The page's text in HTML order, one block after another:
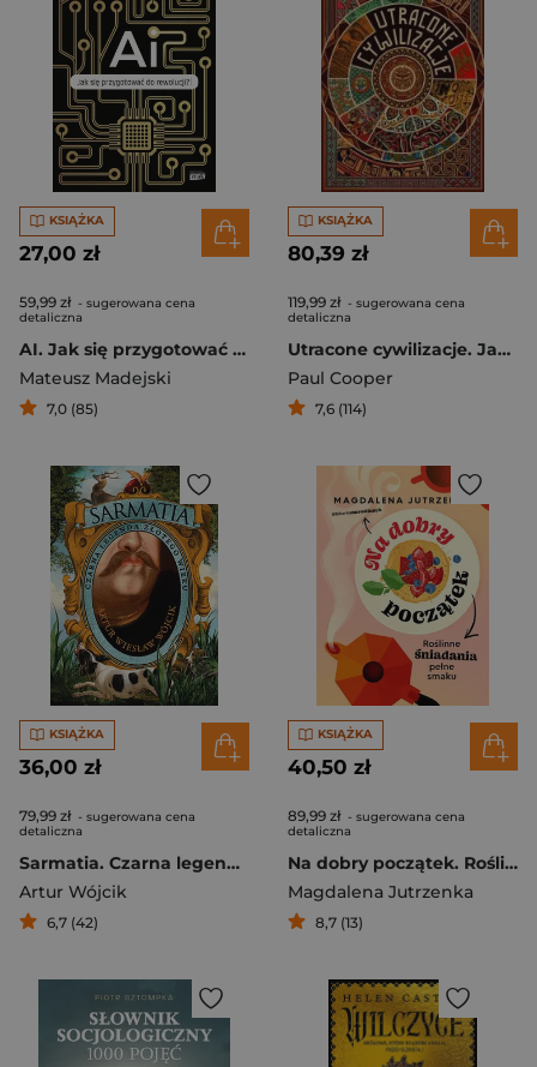
KSIĄŻKA
27,00 zł
59,99 zł - sugerowana cena
detaliczna
AI. Jak się przygotować do rewolucji?
Mateusz Madejski
7,0 (85)
KSIĄŻKA
80,39 zł
119,99 zł - sugerowana cena
detaliczna
Utracone cywilizacje. Jak rozkwitały i upadały...
Paul Cooper
7,6 (114)
KSIĄŻKA
36,00 zł
79,99 zł - sugerowana cena
detaliczna
Sarmatia. Czarna legenda złotego wieku
Artur Wójcik
6,7 (42)
KSIĄŻKA
40,50 zł
89,99 zł - sugerowana cena
detaliczna
Na dobry początek. Roślinne śniadania pełne smaku
Magdalena Jutrzenka
8,7 (13)